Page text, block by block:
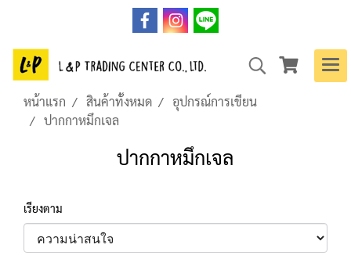
หน้าแรก สินค้าทั้งหมด
อุปกรณ์การเขียน
ปากกาหมึกเจล
ปากกาหมึกเจล
เรียงตาม